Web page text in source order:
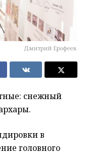
Дмитрий Ерофеев.
снежный
в
головного